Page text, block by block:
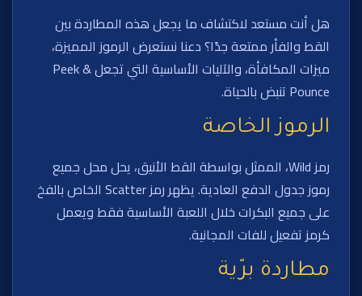
هل أنت مستعد لاكتشاف ما يجعل هذه المطاردة بين
القط والفأر ممتعة جدًا؟ دعنا نستعرض الرموز المميزة،
ميزات المكافأة، والآليات الأساسية التي تجعل Peek &
Pounce تنبض بالحياة.
الرموز الخاصة
رمز Wild، الممثل بواسطة القط الأنيق، يحل محل جميع
رموز جدول الدفع العادية. يظهر رمز Scatter الخاص بالفخ
على جميع البكرات خلال اللعبة الأساسية فقط ويعمل
كرمز تفعيل للفات المجانية.
مطاردة برّية